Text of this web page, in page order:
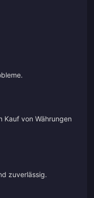
Kauf von Währungen
zuverlässig.